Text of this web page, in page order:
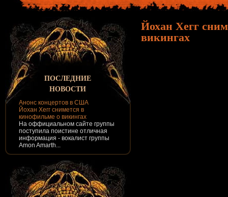
ПОСЛЕДНИЕ
НОВОСТИ
Анонс концертов в США
Йохан Хегг снимется в
кинофильме о викингах
На оффициальном сайте группы
поступила поистине отличная
информация - вокалист группы
Amon Amarth...
Йохан Хегг
викингах